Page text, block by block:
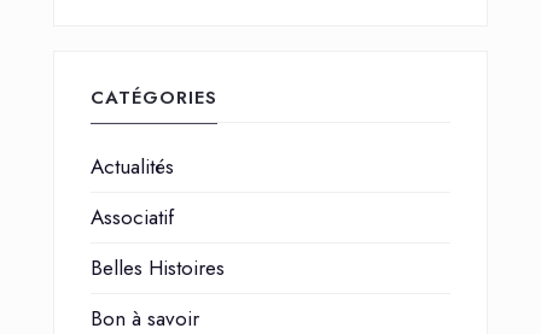
CATÉGORIES
Actualités
Associatif
Belles Histoires
Bon à savoir